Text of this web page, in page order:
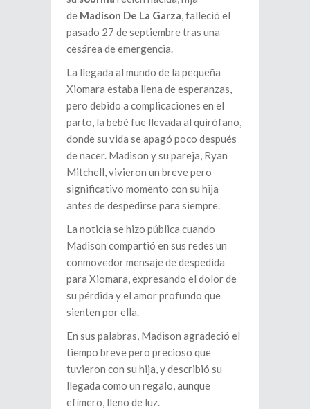
de Madison De La Garza, falleció el
pasado 27 de septiembre tras una
cesárea de emergencia.
La llegada al mundo de la pequeña
Xiomara estaba llena de esperanzas,
pero debido a complicaciones en el
parto, la bebé fue llevada al quirófano,
donde su vida se apagó poco después
de nacer. Madison y su pareja, Ryan
Mitchell, vivieron un breve pero
significativo momento con su hija
antes de despedirse para siempre.
La noticia se hizo pública cuando
Madison compartió en sus redes un
conmovedor mensaje de despedida
para Xiomara, expresando el dolor de
su pérdida y el amor profundo que
sienten por ella.
En sus palabras, Madison agradeció el
tiempo breve pero precioso que
tuvieron con su hija, y describió su
llegada como un regalo, aunque
efímero, lleno de luz.